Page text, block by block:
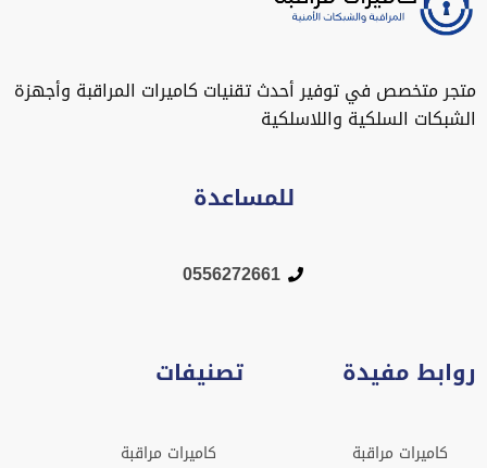
متجر متخصص في توفير أحدث تقنيات كاميرات المراقبة وأجهزة
الشبكات السلكية واللاسلكية
للمساعدة
0556272661
روابط مفيدة
كاميرات مراقبة
تصنيفات
كاميرات مراقبة